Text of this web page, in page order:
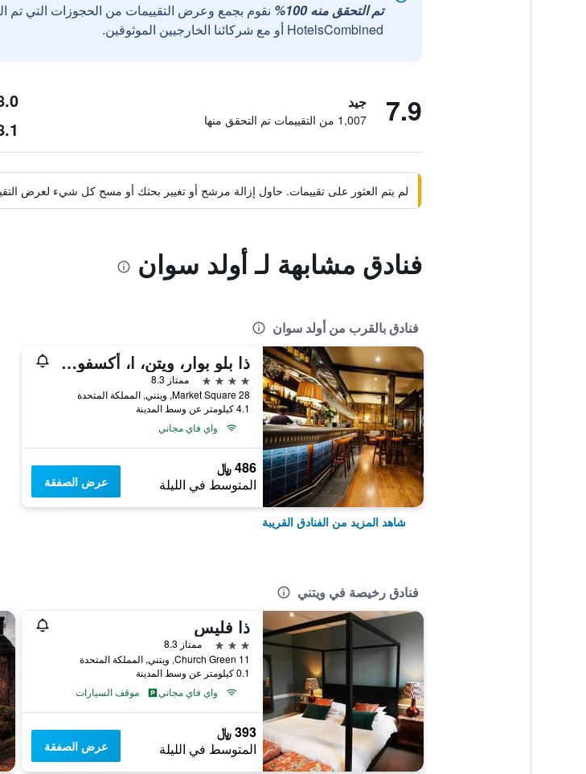
تم التحقق منه 100%
نقوم بجمع وعرض التقييمات من الحجوزات التي تم
HotelsCombined أو مع شركائنا الخارجيين الموثوقين.
7.9 جيد
1,007 من التقييمات تم التحقق منها
لم يتم العثور على تقييمات. حاول إزالة مرشح أو تغيير بحثك أو مسح كل شيء لعرض
فنادق مشابهة لـ أولد سوان
فنادق بالقرب من أولد سوان
ذا بلو بوار، ويتن، ا، أكسفوردشير - أكورن بوبس
4 نجوم
ممتاز 8.3
28 Market Square, ويتني, المملكة المتحدة
4.1 كيلومتر عن وسط المدينة
واي فاي مجاني
486 ﷼
المتوسط في الليلة عرض الصفقة
شاهد المزيد من الفنادق القريبة
فنادق رخيصة في ويتني
ذا فليس
3 نجوم
ممتاز 8.3
11 Church Green, ويتني, المملكة المتحدة
0.1 كيلومتر عن وسط المدينة
واي فاي مجاني
موقف السيارات
393 ﷼
المتوسط في الليلة عرض الصفقة